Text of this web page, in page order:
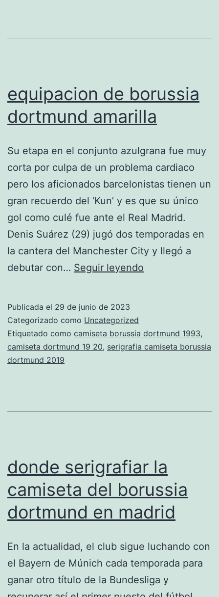
equipacion de borussia
dortmund amarilla
Su etapa en el conjunto azulgrana fue muy
corta por culpa de un problema cardiaco
pero los aficionados barcelonistas tienen un
gran recuerdo del ‘Kun’ y es que su único
gol como culé fue ante el Real Madrid.
Denis Suárez (29) jugó dos temporadas en
la cantera del Manchester City y llegó a
debutar con… Seguir leyendo
amarilla
Publicada el 29 de junio de 2023
Categorizado como Uncategorized
Etiquetado como camiseta borussia dortmund 1993,
camiseta dortmund 19 20, serigrafia camiseta borussia
dortmund 2019
donde serigrafiar la
camiseta del borussia
dortmund en madrid
En la actualidad, el club sigue luchando con
el Bayern de Múnich cada temporada para
ganar otro título de la Bundesliga y